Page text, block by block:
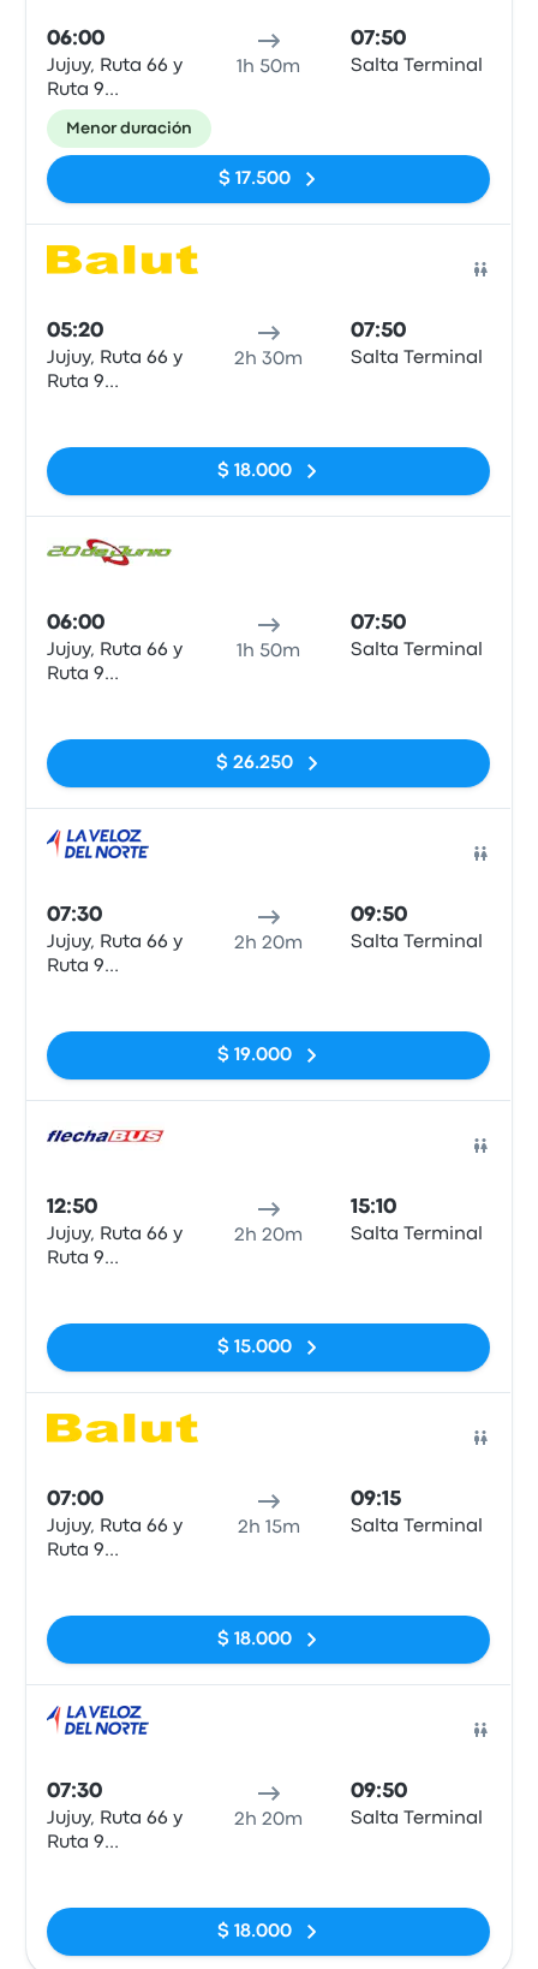
06:00
Jujuy, Ruta 66 y
Ruta 9
(Terminal
Nueva)
1h 50m
07:50
Salta Terminal
Menor duración
$ 17.500
05:20
Jujuy, Ruta 66 y
Ruta 9
2h 30m
07:50
Salta Terminal
$ 18.000
06:00
Jujuy, Ruta 66 y
Ruta 9
1h 50m
07:50
Salta Terminal
$ 26.250
07:30
Jujuy, Ruta 66 y
Ruta 9
2h 20m
09:50
Salta Terminal
$ 19.000
12:50
Jujuy, Ruta 66 y
Ruta 9
2h 20m
15:10
Salta Terminal
$ 15.000
07:00
Jujuy, Ruta 66 y
Ruta 9
2h 15m
09:15
Salta Terminal
$ 18.000
07:30
Jujuy, Ruta 66 y
Ruta 9
2h 20m
09:50
Salta Terminal
$ 18.000